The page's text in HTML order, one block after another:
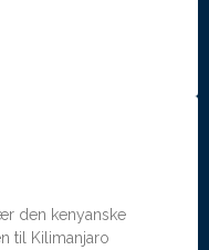
den kenyanske
til Kilimanjaro